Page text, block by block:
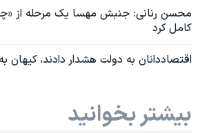
محسن رنانی: جنبش مهسا یک مرحله از
کامل کرد
اقتصاد‌دانان به دولت هشدار دادند، کیهان
بیشتر بخوانید